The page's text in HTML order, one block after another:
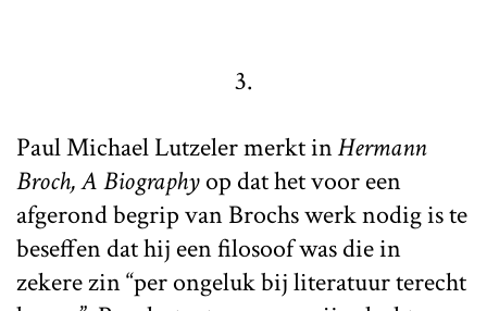
3.
Paul Michael Lutzeler merkt inHermann
Broch, A Biographyop dat het voor een
afgerond begrip van Brochs werk nodig is te
beseffen dat hij een filosoof was die in
zekere zin “per ongeluk bij literatuur terecht